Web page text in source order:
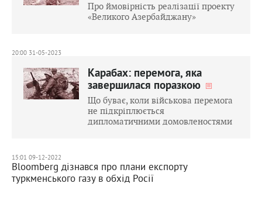
Про ймовірність реалізації проекту
«Великого Азербайджану»
20:00 31-05-2023
Карабах: перемога, яка
завершилася поразкою
Що буває, коли військова перемога
не підкріплюється
дипломатичними домовленостями
15:01 09-12-2022
Bloomberg дізнався про плани експорту
туркменського газу в обхід Росії